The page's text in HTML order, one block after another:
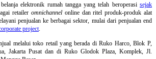
elektronik rumah tanggayang telah beroperasisejak
retaileromnichannel online dan ritel produk-produk alat
penjualan ke berbagai sektor, mulai dari penjualan end
project.
melalui toko retail yang berada di Ruko Harco, Blok P,
Jakarta Pusat dan di Ruko Glodok Plaza, Komplek, Jl.